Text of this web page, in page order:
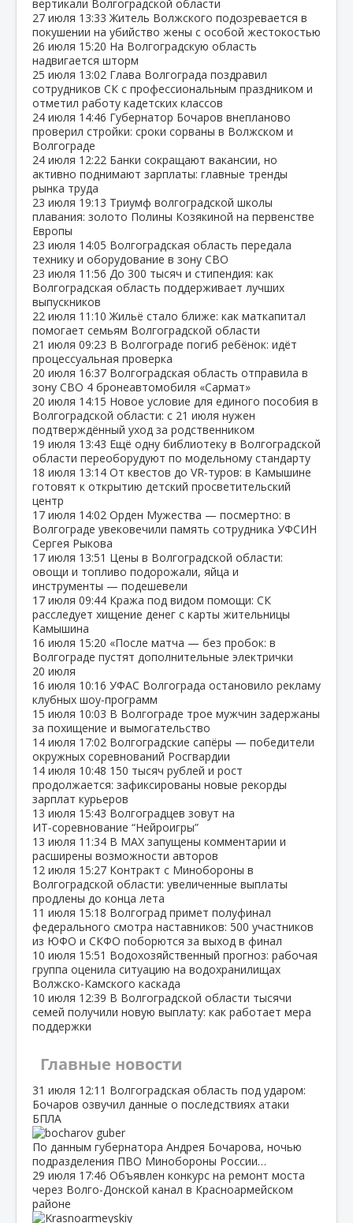
вертикали Волгоградской области
27 июля 13:33 Житель Волжского подозревается в
покушении на убийство жены с особой жестокостью
26 июля 15:20 На Волгоградскую область
надвигается шторм
25 июля 13:02 Глава Волгограда поздравил
сотрудников СК с профессиональным праздником и
отметил работу кадетских классов
24 июля 14:46 Губернатор Бочаров внепланово
проверил стройки: сроки сорваны в Волжском и
Волгограде
24 июля 12:22 Банки сокращают вакансии, но
активно поднимают зарплаты: главные тренды
рынка труда
23 июля 19:13 Триумф волгоградской школы
плавания: золото Полины Козякиной на первенстве
Европы
23 июля 14:05 Волгоградская область передала
технику и оборудование в зону СВО
23 июля 11:56 До 300 тысяч и стипендия: как
Волгоградская область поддерживает лучших
выпускников
22 июля 11:10 Жильё стало ближе: как маткапитал
помогает семьям Волгоградской области
21 июля 09:23 В Волгограде погиб ребёнок: идёт
процессуальная проверка
20 июля 16:37 Волгоградская область отправила в
зону СВО 4 бронеавтомобиля «Сармат»
20 июля 14:15 Новое условие для единого пособия в
Волгоградской области: с 21 июля нужен
подтверждённый уход за родственником
19 июля 13:43 Ещё одну библиотеку в Волгоградской
области переоборудуют по модельному стандарту
18 июля 13:14 От квестов до VR‑туров: в Камышине
готовят к открытию детский просветительский
центр
17 июля 14:02 Орден Мужества — посмертно: в
Волгограде увековечили память сотрудника УФСИН
Сергея Рыкова
17 июля 13:51 Цены в Волгоградской области:
овощи и топливо подорожали, яйца и
инструменты — подешевели
17 июля 09:44 Кража под видом помощи: СК
расследует хищение денег с карты жительницы
Камышина
16 июля 15:20 «После матча — без пробок: в
Волгограде пустят дополнительные электрички
20 июля
16 июля 10:16 УФАС Волгограда остановило рекламу
клубных шоу‑программ
15 июля 10:03 В Волгограде трое мужчин задержаны
за похищение и вымогательство
14 июля 17:02 Волгоградские сапёры — победители
окружных соревнований Росгвардии
14 июля 10:48 150 тысяч рублей и рост
продолжается: зафиксированы новые рекорды
зарплат курьеров
13 июля 15:43 Волгоградцев зовут на
ИТ‑соревнование “Нейроигры”
13 июля 11:34 В МАХ запущены комментарии и
расширены возможности авторов
12 июля 15:27 Контракт с Минобороны в
Волгоградской области: увеличенные выплаты
продлены до конца лета
11 июля 15:18 Волгоград примет полуфинал
федерального смотра наставников: 500 участников
из ЮФО и СКФО поборются за выход в финал
10 июля 15:51 Водохозяйственный прогноз: рабочая
группа оценила ситуацию на водохранилищах
Волжско‑Камского каскада
10 июля 12:39 В Волгоградской области тысячи
семей получили новую выплату: как работает мера
поддержки
Главные новости
31 июля 12:11 Волгоградская область под ударом:
Бочаров озвучил данные о последствиях атаки
БПЛА
По данным губернатора Андрея Бочарова, ночью
подразделения ПВО Минобороны России…
29 июля 17:46 Объявлен конкурс на ремонт моста
через Волго‑Донской канал в Красноармейском
районе